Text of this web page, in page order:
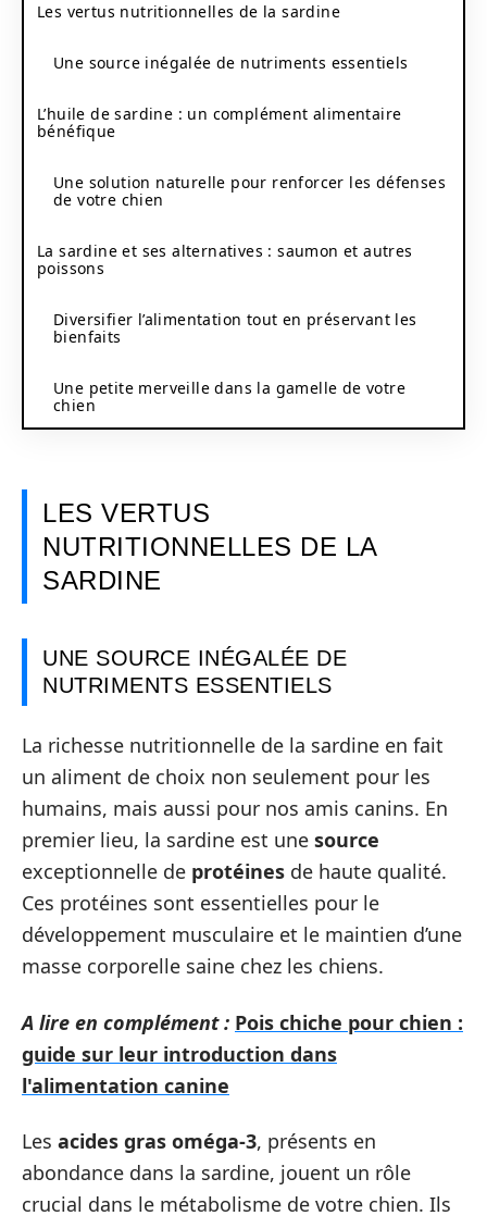
Les vertus nutritionnelles de la sardine
Une source inégalée de nutriments essentiels
L’huile de sardine : un complément alimentaire
bénéfique
Une solution naturelle pour renforcer les défenses
de votre chien
La sardine et ses alternatives : saumon et autres
poissons
Diversifier l’alimentation tout en préservant les
bienfaits
Une petite merveille dans la gamelle de votre
chien
LES VERTUS
NUTRITIONNELLES DE LA
SARDINE
UNE SOURCE INÉGALÉE DE
NUTRIMENTS ESSENTIELS
La richesse nutritionnelle de la sardine en fait
un aliment de choix non seulement pour les
humains, mais aussi pour nos amis canins. En
premier lieu, la sardine est une source
exceptionnelle de protéines de haute qualité.
Ces protéines sont essentielles pour le
développement musculaire et le maintien d’une
masse corporelle saine chez les chiens.
A lire en complément : Pois chiche pour chien :
guide sur leur introduction dans
l'alimentation canine
Les acides gras oméga-3, présents en
abondance dans la sardine, jouent un rôle
crucial dans le métabolisme de votre chien. Ils